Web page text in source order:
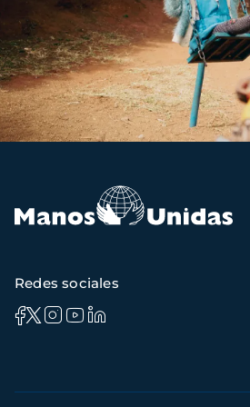
Redes sociales